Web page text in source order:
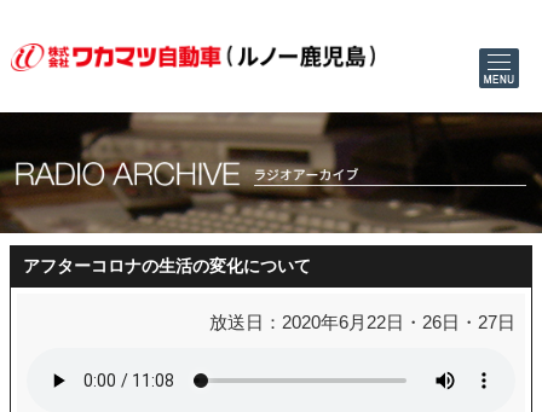
アフターコロナの生活の変化について
放送日：2020年6月22日・26日・27日